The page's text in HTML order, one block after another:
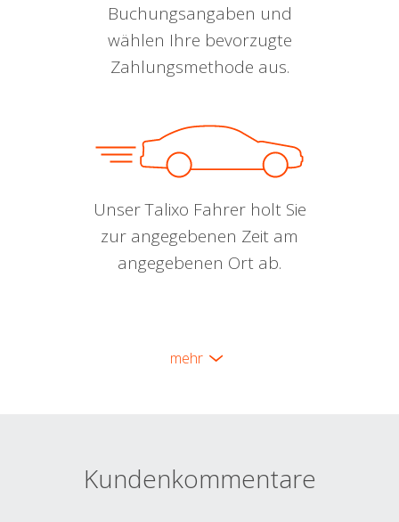
Buchungsangaben und
wählen Ihre bevorzugte
Zahlungsmethode aus.
Unser Talixo Fahrer holt Sie
zur angegebenen Zeit am
angegebenen Ort ab.
mehr
Kundenkommentare